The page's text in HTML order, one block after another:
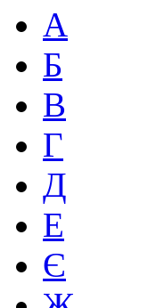
А
Б
В
Г
Д
Е
Є